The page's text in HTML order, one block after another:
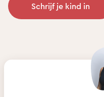
Schrijf je kind in